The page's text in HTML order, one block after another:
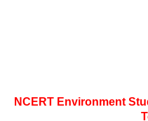
NCERT Environment